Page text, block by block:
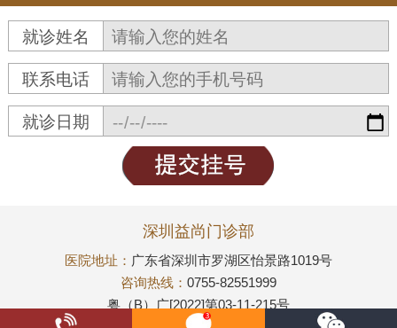
就诊姓名
联系电话
就诊日期
深圳益尚门诊部
医院地址： 广东省深圳市罗湖区怡景路1019号
咨询热线： 0755-82551999
粤（B）广[2022]第03-11-215号